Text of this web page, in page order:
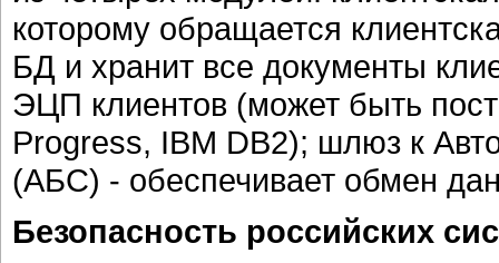
которому обращается
БД и хранит все документы
ЭЦП клиентов (может быть
Progress, IBM DB2); шлюз к
(АБС) - обеспечивает обмен
Безопасность российских